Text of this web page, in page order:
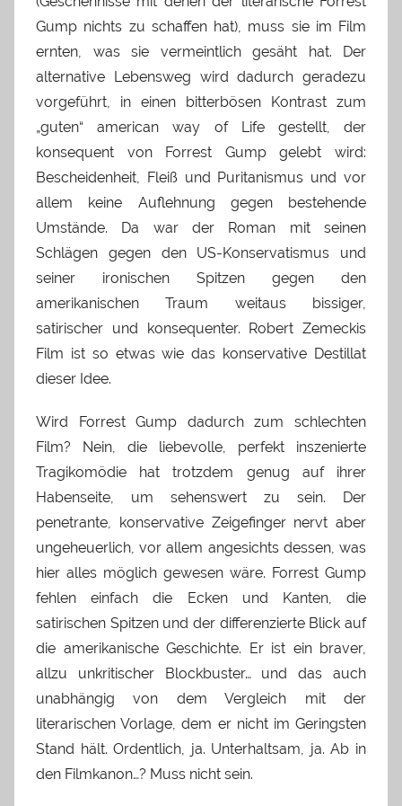
Gump nichts zu schaffen hat), muss sie im Film
ernten, was sie vermeintlich gesäht hat. Der
alternative Lebensweg wird dadurch geradezu
vorgeführt, in einen bitterbösen Kontrast zum
„guten“ american way of Life gestellt, der
konsequent von Forrest Gump gelebt wird:
Bescheidenheit, Fleiß und Puritanismus und vor
allem keine Auflehnung gegen bestehende
Umstände. Da war der Roman mit seinen
Schlägen gegen den US-Konservatismus und
seiner ironischen Spitzen gegen den
amerikanischen Traum weitaus bissiger,
satirischer und konsequenter. Robert Zemeckis
Film ist so etwas wie das konservative Destillat
dieser Idee.
Wird Forrest Gump dadurch zum schlechten
Film? Nein, die liebevolle, perfekt inszenierte
Tragikomödie hat trotzdem genug auf ihrer
Habenseite, um sehenswert zu sein. Der
penetrante, konservative Zeigefinger nervt aber
ungeheuerlich, vor allem angesichts dessen, was
hier alles möglich gewesen wäre. Forrest Gump
fehlen einfach die Ecken und Kanten, die
satirischen Spitzen und der differenzierte Blick auf
die amerikanische Geschichte. Er ist ein braver,
allzu unkritischer Blockbuster… und das auch
unabhängig von dem Vergleich mit der
literarischen Vorlage, dem er nicht im Geringsten
Stand hält. Ordentlich, ja. Unterhaltsam, ja. Ab in
den Filmkanon…? Muss nicht sein.